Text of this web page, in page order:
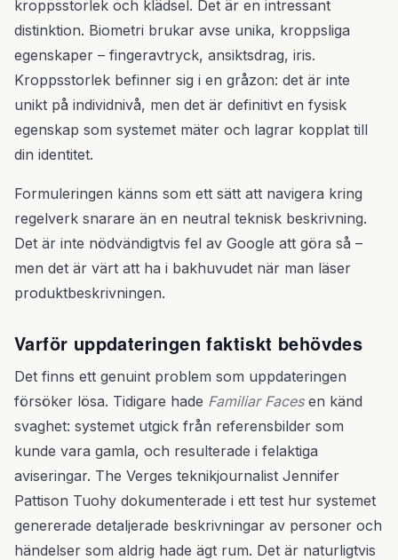
kroppsstorlek och klädsel. Det är en intressant
distinktion. Biometri brukar avse unika, kroppsliga
egenskaper – fingeravtryck, ansiktsdrag, iris.
Kroppsstorlek befinner sig i en gråzon: det är inte
unikt på individnivå, men det är definitivt en fysisk
egenskap som systemet mäter och lagrar kopplat till
din identitet.
Formuleringen känns som ett sätt att navigera kring
regelverk snarare än en neutral teknisk beskrivning.
Det är inte nödvändigtvis fel av Google att göra så –
men det är värt att ha i bakhuvudet när man läser
produktbeskrivningen.
Varför uppdateringen faktiskt behövdes
Det finns ett genuint problem som uppdateringen
försöker lösa. Tidigare hade Familiar Facesen känd
svaghet: systemet utgick från referensbilder som
kunde vara gamla, och resulterade i felaktiga
aviseringar. The Verges teknikjournalist Jennifer
Pattison Tuohy dokumenterade i ett test hur systemet
genererade detaljerade beskrivningar av personer och
händelser som aldrig hade ägt rum. Det är naturligtvis